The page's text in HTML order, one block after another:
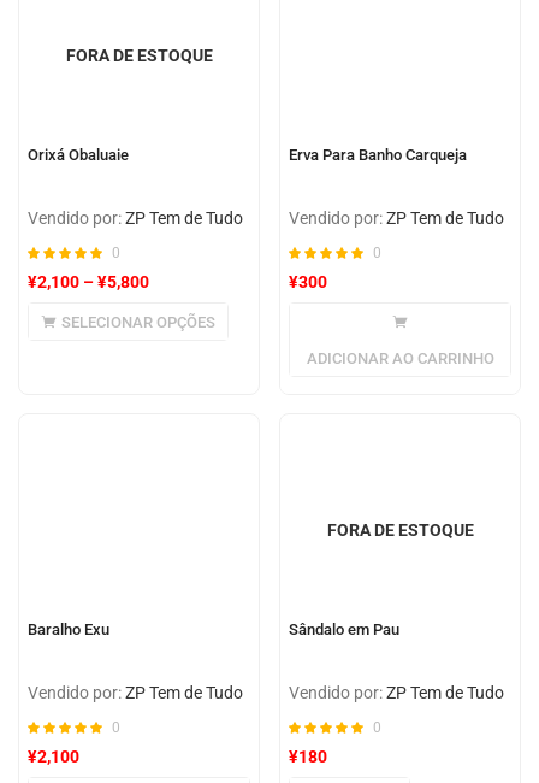
FORA DE ESTOQUE
Orixá Obaluaie
Vendido por:ZP Tem de Tudo
0
¥2,100 –¥5,800
SELECIONAR OPÇÕES
Erva Para Banho Carqueja
Vendido por:ZP Tem de Tudo
0
¥300
ADICIONAR AO CARRINHO
Baralho Exu
Vendido por:ZP Tem de Tudo
0
¥2,100
FORA DE ESTOQUE
Sândalo em Pau
Vendido por:ZP Tem de Tudo
0
¥180